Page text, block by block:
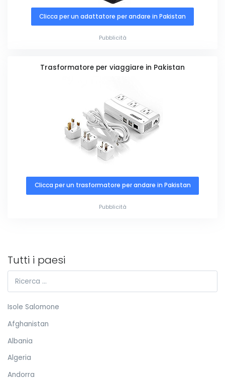
Clicca per un adattatore per andare in Pakistan
Pubblicità
Trasformatore per viaggiare in Pakistan
Clicca per un trasformatore per andare in Pakistan
Pubblicità
Tutti i paesi
Isole Salomone
Afghanistan
Albania
Algeria
Andorra